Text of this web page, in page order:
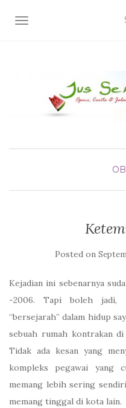
TOGGLE NAVIGATION
Posted on
Kejadian ini sebenarnya
-2006. Tapi boleh
“bersejarah” dalam hidup
sebuah rumah kontrakan di
Tidak ada kesan yang
kompleks pegawai yang
memang lebih sering
memang tinggal di kota lain.